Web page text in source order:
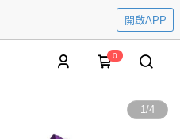
開啟APP
0
1/4